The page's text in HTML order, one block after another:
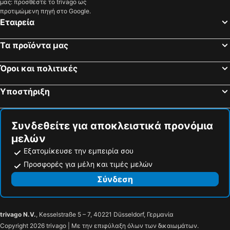
Schignano, bed and breakfasts
Merone, bed and breakfasts
Monza, bed and breakfasts
Brunate, bed and breakfasts
Menaggio, bed and breakfasts
Carugate, bed and breakfasts Cavallasca, bed and breakfasts
Mantello, bed and breakfasts
μας: προσθέστε το trivago ως
προτιμώμενη πηγή στο Google.
Εταιρεία
Τα προϊόντα μας
Όροι και πολιτικές
Υποστήριξη
Συνδεθείτε για αποκλειστικά προνόμια
μελών
Εξατομίκευσε την εμπειρία σου
Προσφορές για μέλη και τιμές μελών
Σύνδεση
trivago N.V., Kesselstraße 5 – 7, 40221 Düsseldorf, Γερμανία
Copyright 2026 trivago | Με την επιφύλαξη όλων των δικαιωμάτων.